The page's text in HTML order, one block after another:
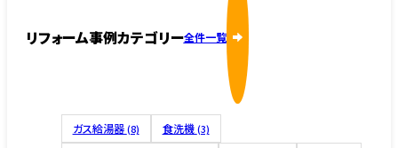
リフォーム事例カテゴリー全件一覧
ガス給湯器 (8) 食洗機 (3)